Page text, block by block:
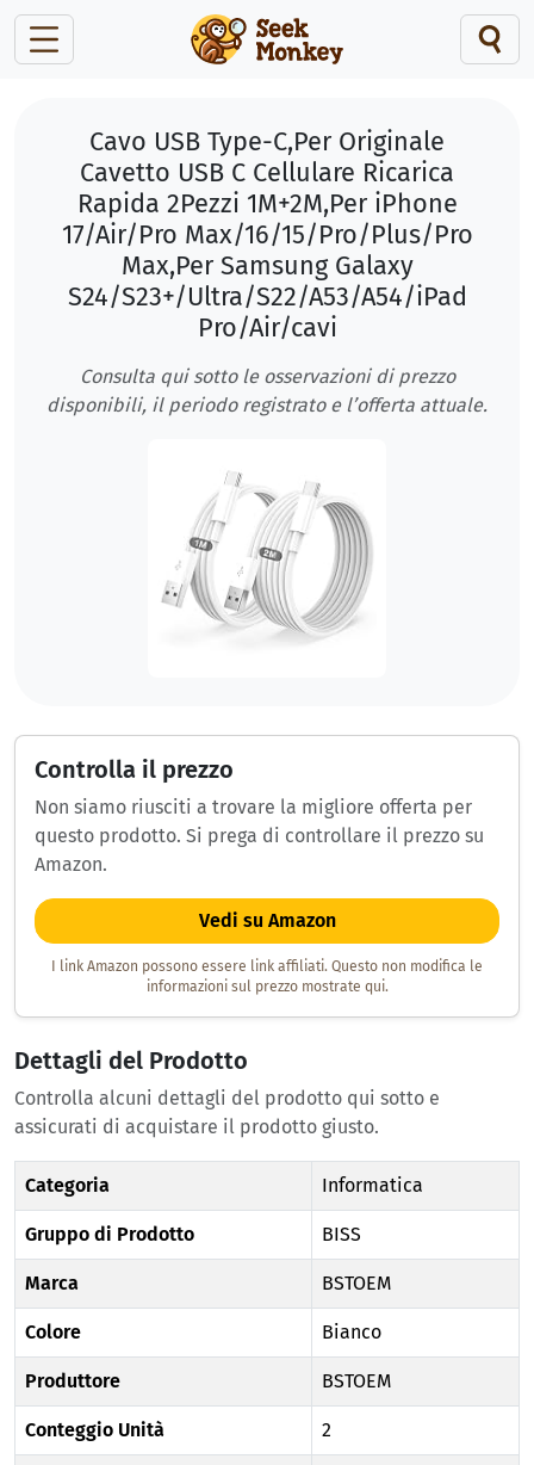
Cavo USB Type-C,Per Originale
Cavetto USB C Cellulare Ricarica
Rapida 2Pezzi 1M+2M,Per iPhone
17/Air/Pro Max/16/15/Pro/Plus/Pro
Max,Per Samsung Galaxy
S24/S23+/Ultra/S22/A53/A54/iPad
Pro/Air/cavi
Consulta qui sotto le osservazioni di prezzo
disponibili, il periodo registrato e l’offerta attuale.
Controlla il prezzo
Non siamo riusciti a trovare la migliore offerta per
questo prodotto. Si prega di controllare il prezzo su
Amazon.
Vedi su Amazon
I link Amazon possono essere link affiliati. Questo non modifica le
informazioni sul prezzo mostrate qui.
Dettagli del Prodotto
Controlla alcuni dettagli del prodotto qui sotto e
assicurati di acquistare il prodotto giusto.
Categoria Informatica
Gruppo di Prodotto BISS
Marca BSTOEM
Colore Bianco
Produttore BSTOEM
Conteggio Unità 2